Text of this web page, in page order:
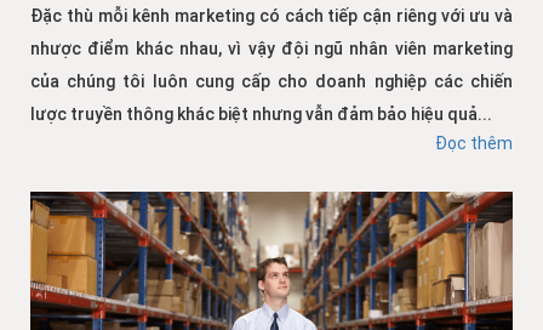
Đặc thù mỗi kênh marketing có cách tiếp cận riêng với ưu và
nhược điểm khác nhau, vì vậy đội ngũ nhân viên marketing
của chúng tôi luôn cung cấp cho doanh nghiệp các chiến
lược truyền thông khác biệt nhưng vẫn đảm bảo hiệu quả...
Đọc thêm